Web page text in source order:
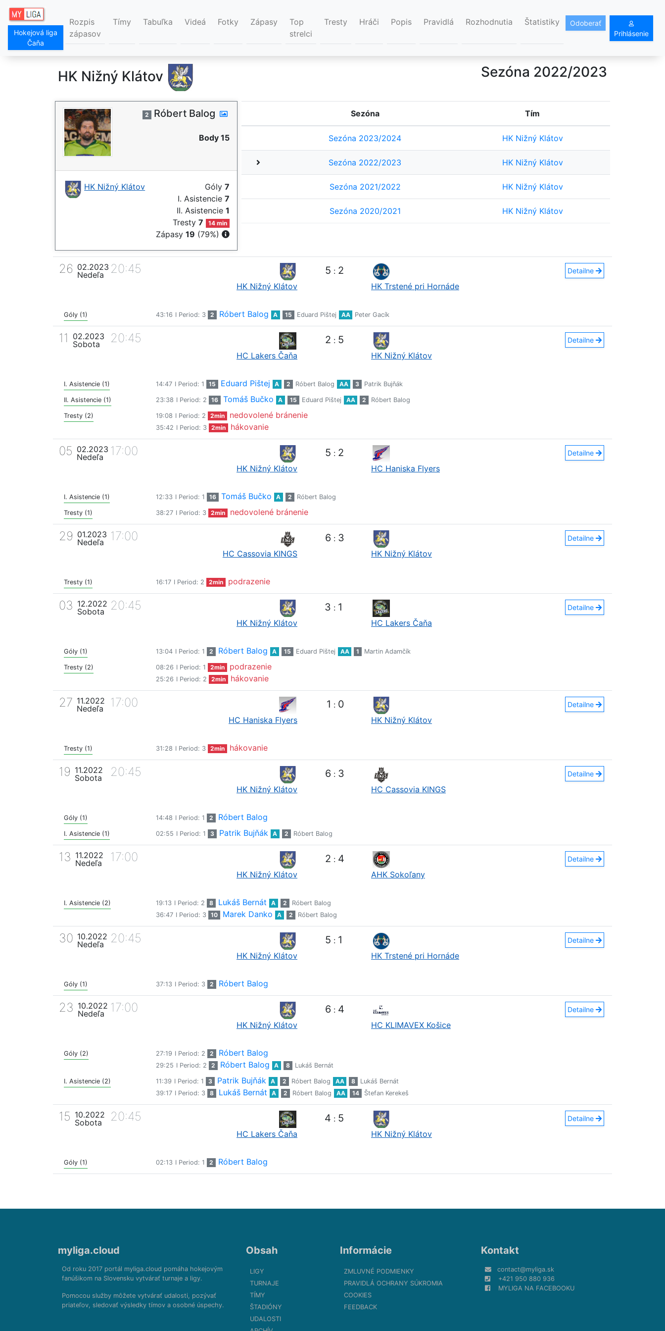
Hokejová liga
Čaňa
Rozpis
zápasov
Tímy Tabuľka Videá Fotky Zápasy
Top
strelci
Tresty Hráči Popis Pravidlá Rozhodnutia Štatistiky
Odoberať
Prihlásenie
HK Nižný Klátov Sezóna 2022/2023
2 Róbert Balog
Body 15
HK Nižný Klátov Góly 7
I. Asistencie 7
II. Asistencie 1
Tresty7 14 min
Zápasy 19 (79%)
Sezóna Tím
Sezóna 2023/2024 HK Nižný Klátov
Sezóna 2022/2023 HK Nižný Klátov
Sezóna 2021/2022 HK Nižný Klátov
Sezóna 2020/2021 HK Nižný Klátov
26 02.2023
Nedeľa
20:45
HK Nižný Klátov
5 : 2
HK Trstené pri Hornáde
Detailne
Góly (1) 43:16 I Period: 3 2 Róbert Balog A 15 Eduard Pištej AA Peter Gacík
11
02.2023
Sobota
20:45
HC Lakers Čaňa
2 : 5
HK Nižný Klátov
Detailne
I. Asistencie (1) 14:47 I Period: 1 15 Eduard Pištej A 2 Róbert Balog AA 3 Patrik Bujňák
II. Asistencie (1) 23:38 I Period: 2 16 Tomáš Bučko A 15 Eduard Pištej AA 2 Róbert Balog
Tresty (2) 19:08 I Period: 2 2min nedovolené bránenie
35:42 I Period: 3 2min hákovanie
05 02.2023
Nedeľa
17:00
HK Nižný Klátov
5 : 2
HC Haniska Flyers
Detailne
I. Asistencie (1) 12:33 I Period: 1 16 Tomáš Bučko A 2 Róbert Balog
Tresty (1) 38:27 I Period: 3 2min nedovolené bránenie
29 01.2023
Nedeľa
17:00
HC Cassovia KINGS
6 : 3
HK Nižný Klátov
Detailne
Tresty (1) 16:17 I Period: 2 2min podrazenie
03 12.2022
Sobota
20:45
HK Nižný Klátov
3 : 1
HC Lakers Čaňa
Detailne
Góly (1) 13:04 I Period: 1 2 Róbert Balog A 15 Eduard Pištej AA 1 Martin Adamčík
Tresty (2) 08:26 I Period: 1 2min podrazenie
25:26 I Period: 2 2min hákovanie
27 11.2022
Nedeľa
17:00
HC Haniska Flyers
1 : 0
HK Nižný Klátov
Detailne
Tresty (1) 31:28 I Period: 3 2min hákovanie
19 11.2022
Sobota
20:45
HK Nižný Klátov
6 : 3
HC Cassovia KINGS
Detailne
Góly (1) 14:48 I Period: 1 2 Róbert Balog
I. Asistencie (1) 02:55 I Period: 1 3 Patrik Bujňák A 2 Róbert Balog
13 11.2022
Nedeľa
17:00
HK Nižný Klátov
2 : 4
AHK Sokoľany
Detailne
I. Asistencie (2) 19:13 I Period: 2 8 Lukáš Bernát A 2
Róbert Balog
36:47 I Period: 3 10 Marek Danko A 2 Róbert Balog
30 10.2022
Nedeľa
20:45
HK Nižný Klátov
5 : 1
HK Trstené pri Hornáde
Detailne
Góly (1) 37:13 I Period: 3 2 Róbert Balog
23 10.2022
Nedeľa
17:00
HK Nižný Klátov
6 : 4
HC KLIMAVEX Košice
Detailne
Góly (2) 27:19 I Period: 2 2 Róbert Balog
29:25 I Period: 2 2 Róbert Balog A 8 Lukáš Bernát
I. Asistencie (2) 11:39 I Period: 1 3 Patrik Bujňák A 2 Róbert Balog AA 8
Lukáš Bernát
39:17 I Period: 3 8 Lukáš Bernát A 2 Róbert Balog AA 14 Štefan Kerekeš
15 10.2022
Sobota
20:45
HC Lakers Čaňa
4 : 5
HK Nižný Klátov
Detailne
Góly (1) 02:13 I Period: 1 2 Róbert Balog
myliga.cloud
Od roku 2017 portál myliga.cloud pomáha hokejovým
fanúšikom na Slovensku vytvárať turnaje a ligy.
Pomocou služby môžete vytvárať udalosti, pozývať
priateľov, sledovať výsledky tímov a osobné úspechy.
Obsah
LIGY
TURNAJE
TÍMY
ŠTADIÓNY
UDALOSTI
Informácie
ZMLUVNÉ PODMIENKY
PRAVIDLÁ OCHRANY SÚKROMIA
COOKIES
FEEDBACK
Kontakt
contact@myliga.sk
+421 950 880 936
MYLIGA NA FACEBOOKU